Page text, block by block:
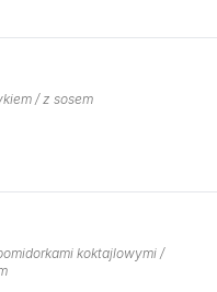
/ z sosem
koktajlowymi /